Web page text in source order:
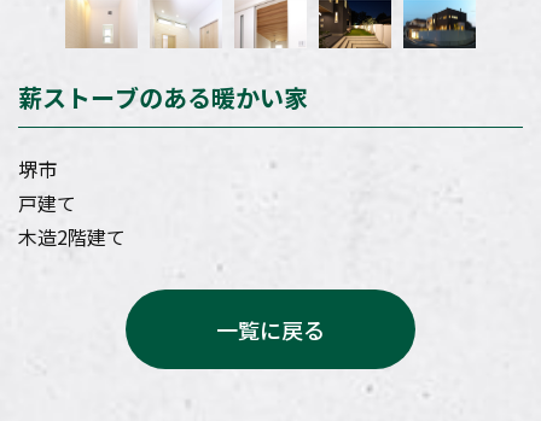
薪ストーブのある暖かい家
堺市
戸建て
木造2階建て
一覧に戻る